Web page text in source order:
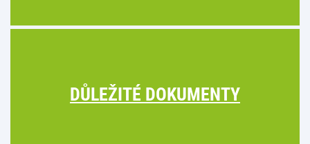
DŮLEŽITÉ DOKUMENTY